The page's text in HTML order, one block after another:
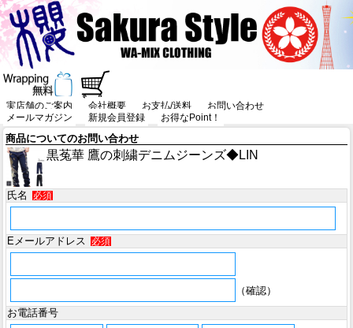
実店舗のご案内 会社概要 お支払/送料
お問い合わせ
メールマガジン
新規会員登録 お得なPoint！
商品についてのお問い合わせ
黒菟華 鷹の刺繍デニムジーンズ◆LIN
氏名 必須
Eメールアドレス 必須
（確認）
お電話番号